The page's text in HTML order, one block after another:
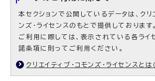
本セクションで公開しているデータは、クリ
ンズ・ライセンスのもとで提供しております
ご利用に際しては、表示されている各ライ
諾条項に則ってご利用ください。
クリエイティブ・コモンズ・ライセンスとは